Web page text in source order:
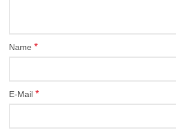
Name *
E-Mail *